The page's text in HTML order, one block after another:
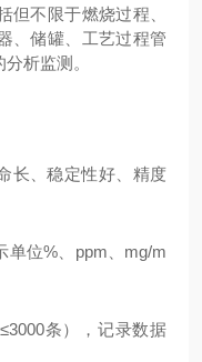
但不限于燃烧过程、
、储罐、工艺过程管
析监测。
长、稳定性好、 精度
单位%、ppm、mg/m
≤3000条）， 记录数据